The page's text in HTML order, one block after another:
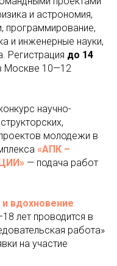
и астрономия,
программирование,
и инженерные науки,
Регистрация до 14
Москве 10—12
научно-
молодежи в
«АПК –
— подача работ
и вдохновение
лет проводится в
работа»
на участие